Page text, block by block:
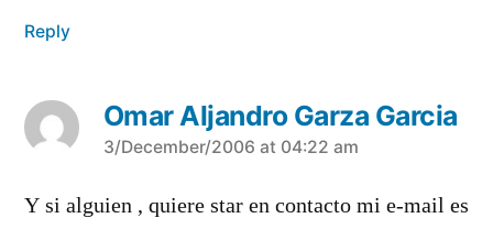
Reply
Omar Aljandro Garza Garcia
says:
3/December/2006 at 04:22 am
Y si alguien , quiere star en contacto mi e-mail es